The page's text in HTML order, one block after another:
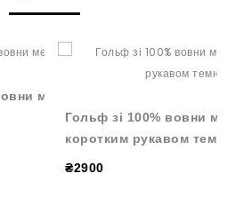
мериноса темно-
Гольф зі 100% вовни
коротким рукавом темно-
₴2900